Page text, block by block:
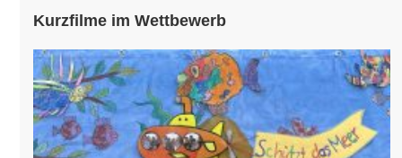
Kurzfilme im Wettbewerb